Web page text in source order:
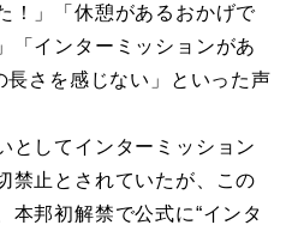
！」「休憩があるおかげで
「インターミッションがあ
長さを感じない」といった声
としてインターミッション
禁止とされていたが、この
本邦初解禁で公式に“インタ